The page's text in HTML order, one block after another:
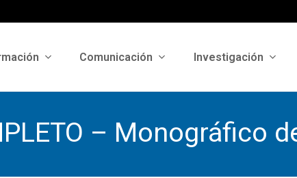
Comunicación Investigación
– Monográfico